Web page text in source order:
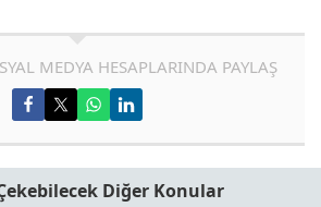
MEDYA HESAPLARINDA PAYLAŞ
Diğer Konular